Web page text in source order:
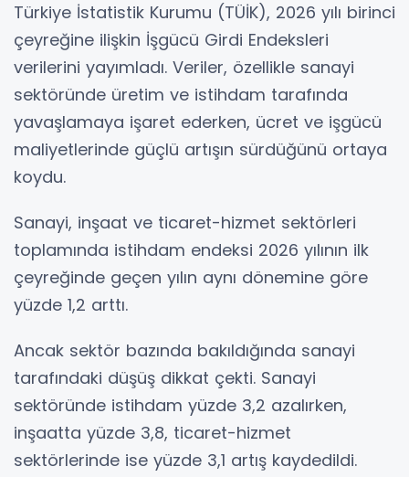
Türkiye İstatistik Kurumu (TÜİK), 2026 yılı birinci
çeyreğine ilişkin İşgücü Girdi Endeksleri
verilerini yayımladı. Veriler, özellikle sanayi
sektöründe üretim ve istihdam tarafında
yavaşlamaya işaret ederken, ücret ve işgücü
maliyetlerinde güçlü artışın sürdüğünü ortaya
koydu.
Sanayi, inşaat ve ticaret-hizmet sektörleri
toplamında istihdam endeksi 2026 yılının ilk
çeyreğinde geçen yılın aynı dönemine göre
yüzde 1,2 arttı.
Ancak sektör bazında bakıldığında sanayi
tarafındaki düşüş dikkat çekti. Sanayi
sektöründe istihdam yüzde 3,2 azalırken,
inşaatta yüzde 3,8, ticaret-hizmet
sektörlerinde ise yüzde 3,1 artış kaydedildi.